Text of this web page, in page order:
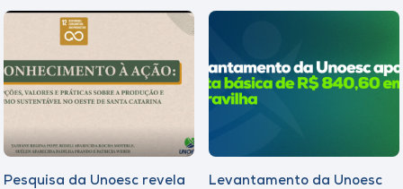
Pesquisa da Unoesc revela
Levantamento da Unoesc